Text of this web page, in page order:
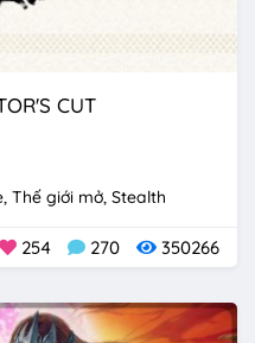
CUT
Thế giới mở Stealth
254 270 350266